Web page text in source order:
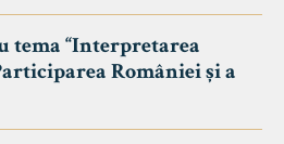
tema “Interpretarea
României și a